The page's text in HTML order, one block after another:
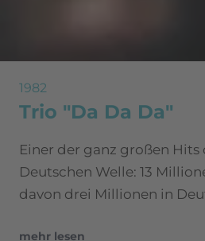
1982
Trio "Da Da Da"
Einer der ganz großen Hits
Deutschen Welle: 13
davon drei Millionen in
mehr lesen